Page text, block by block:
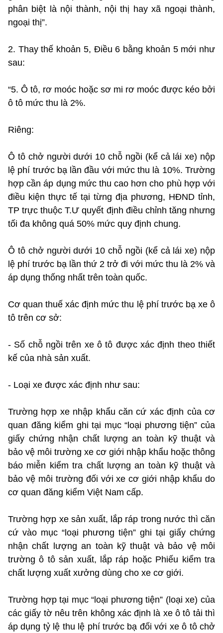
phân biệt là nội thành, nội thị hay xã ngoại thành,
ngoại thị”.
2. Thay thế khoản 5, Điều 6 bằng khoản 5 mới như
sau:
“5. Ô tô, rơ moóc hoặc sơ mi rơ moóc được kéo bởi
ô tô mức thu là 2%.
Riêng:
Ô tô chở người dưới 10 chỗ ngồi (kể cả lái xe) nộp
lệ phí trước bạ lần đầu với mức thu là 10%. Trường
hợp cần áp dụng mức thu cao hơn cho phù hợp với
điều kiện thực tế tại từng địa phương, HĐND tỉnh,
TP trực thuộc T.Ư quyết định điều chỉnh tăng nhưng
tối đa không quá 50% mức quy định chung.
Ô tô chở người dưới 10 chỗ ngồi (kể cả lái xe) nộp
lệ phí trước bạ lần thứ 2 trở đi với mức thu là 2% và
áp dụng thống nhất trên toàn quốc.
Cơ quan thuế xác định mức thu lệ phí trước bạ xe ô
tô trên cơ sở:
- Số chỗ ngồi trên xe ô tô được xác định theo thiết
kế của nhà sản xuất.
- Loại xe được xác định như sau:
Trường hợp xe nhập khẩu căn cứ xác định của cơ
quan đăng kiểm ghi tại mục “loại phương tiện” của
giấy chứng nhận chất lượng an toàn kỹ thuật và
bảo vệ môi trường xe cơ giới nhập khẩu hoặc thông
báo miễn kiểm tra chất lượng an toàn kỹ thuật và
bảo vệ môi trường đối với xe cơ giới nhập khẩu do
cơ quan đăng kiểm Việt Nam cấp.
Trường hợp xe sản xuất, lắp ráp trong nước thì căn
cứ vào mục “loại phương tiện” ghi tại giấy chứng
nhận chất lượng an toàn kỹ thuật và bảo vệ môi
trường ô tô sản xuất, lắp ráp hoặc Phiếu kiểm tra
chất lượng xuất xưởng dùng cho xe cơ giới.
Trường hợp tại mục “loại phương tiện” (loại xe) của
các giấy tờ nêu trên không xác định là xe ô tô tải thì
áp dụng tỷ lệ thu lệ phí trước bạ đối với xe ô tô chở